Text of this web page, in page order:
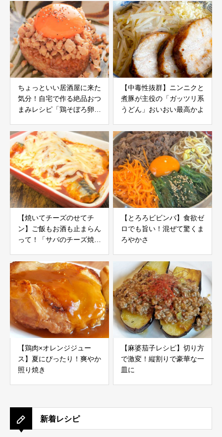
ちょっといい居酒屋に来た
気分！自宅で作る絶品おつ
まみレシピ「鶏そぼろ卵黄
【中毒性抜群】ニンニクと
煮豚が主役の「ガッツリ系
うどん」おいおい最高かよ
【焼いてチーズのせてチ
ン】ご飯もお酒も止まらん
って！「サバのチーズ焼
【とろろビビンバ】食欲ゼ
ロでも旨い！混ぜて驚くま
ろやかさ
【鶏肉×オレンジジュー
ス】夏にぴったり！爽やか
照り焼き
【麻婆茄子レシピ】切り方
で激変！縦割りで豪華な一
皿に
新着レシピ